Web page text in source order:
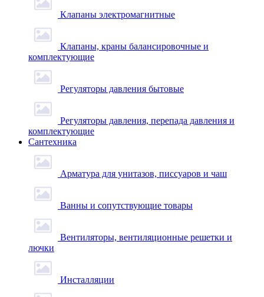
Клапаны электромагнитные
Клапаны, краны балансировочные и
комплектующие
Регуляторы давления бытовые
Регуляторы давления, перепада давления и
комплектующие
Сантехника
Арматура для унитазов, писсуаров и чаш
Ванны и сопутствующие товары
Вентиляторы, вентиляционные решетки и
лючки
Инсталляции